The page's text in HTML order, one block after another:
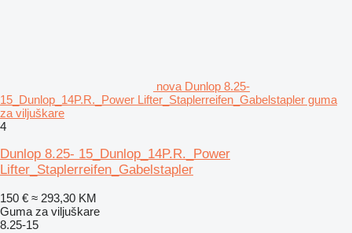
nova Dunlop 8.25-
15_Dunlop_14P.R._Power Lifter_Staplerreifen_Gabelstapler guma
za viljuškare
4
Dunlop 8.25- 15_Dunlop_14P.R._Power
Lifter_Staplerreifen_Gabelstapler
150 € ≈ 293,30 KM
Guma za viljuškare
8.25-15